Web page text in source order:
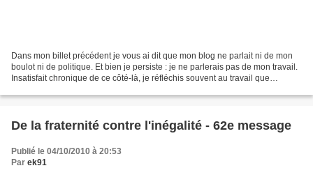
Dans mon billet précédent je vous ai dit que mon blog ne parlait ni de mon
boulot ni de politique. Et bien je persiste : je ne parlerais pas de mon travail.
Insatisfait chronique de ce côté-là, je réfléchis souvent au travail que
De la fraternité contre l'inégalité - 62e message
Publié le 04/10/2010 à 20:53
Par ek91